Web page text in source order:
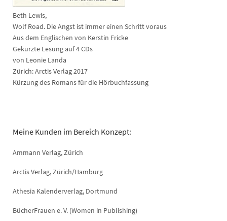
Beth Lewis,
Wolf Road. Die Angst ist immer einen Schritt voraus
Aus dem Englischen von Kerstin Fricke
Gekürzte Lesung auf 4 CDs
von Leonie Landa
Zürich: Arctis Verlag 2017
Kürzung des Romans für die Hörbuchfassung
Meine Kunden im Bereich Konzept:
Ammann Verlag, Zürich
Arctis Verlag, Zürich/Hamburg
Athesia Kalenderverlag, Dortmund
BücherFrauen e. V. (Women in Publishing)